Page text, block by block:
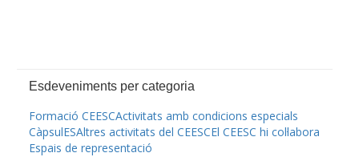
Esdeveniments per categoria
Formació CEESCActivitats amb condicions especials
CàpsulESAltres activitats del CEESCEl CEESC hi col·labora
Espais de representació